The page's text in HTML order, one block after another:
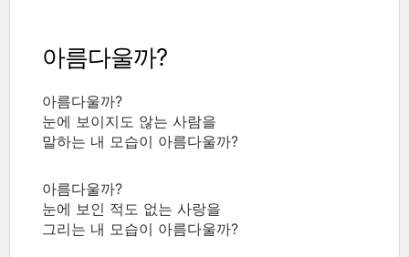
아름다울까?
아름다울까?
눈에 보이지도 않는 사람을
말하는 내 모습이 아름다울까?
아름다울까?
눈에 보인 적도 없는 사랑을
그리는 내 모습이 아름다울까?